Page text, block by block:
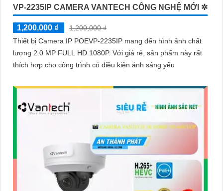
VP-2235IP CAMERA VANTECH CÔNG NGHỆ MỚI ✲
1,200,000 ₫
1,200,000 ₫
Thiết bị Camera IP POEVP-2235IP mang đến hình ảnh chất
lượng 2.0 MP FULL HD 1080P. Với giá rẻ, sản phẩm này rất
thích hợp cho công trình có điều kiện ánh sáng yếu